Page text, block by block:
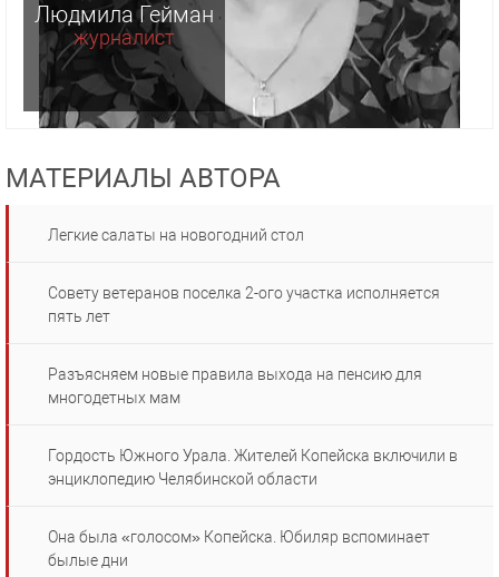
Людмила Гейман
журналист
МАТЕРИАЛЫ АВТОРА
Легкие салаты на новогодний стол
Совету ветеранов поселка 2-ого участка исполняется
пять лет
Разъясняем новые правила выхода на пенсию для
многодетных мам
Гордость Южного Урала. Жителей Копейска включили в
энциклопедию Челябинской области
Она была «голосом» Копейска. Юбиляр вспоминает
былые дни